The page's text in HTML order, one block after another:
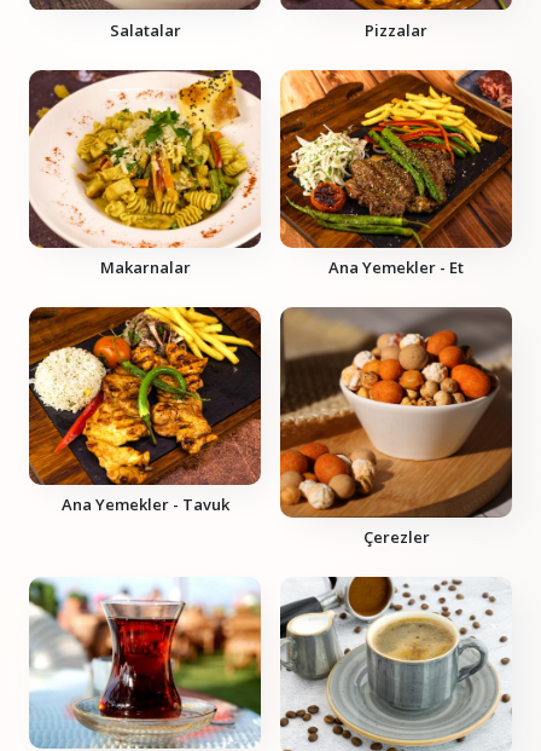
Salatalar Pizzalar
Makarnalar Ana Yemekler - Et
Ana Yemekler - Tavuk
Çerezler